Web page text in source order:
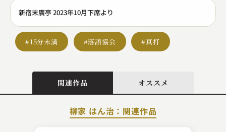
新宿末廣亭 2023年10月下席より
#15分未満 #落語協会 #真打
関連作品 オススメ
柳家 はん治：関連作品